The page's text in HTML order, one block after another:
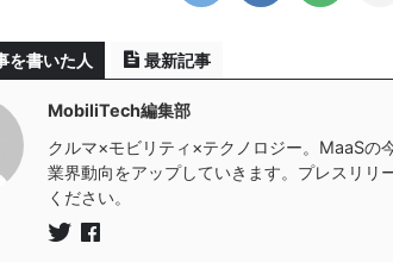
を書いた人 最新記事
MobiliTech編集部
クルマ×モビリティ×テクノロジー。MaaSの
業界動向をアップしていきます。プレスリ
ください。